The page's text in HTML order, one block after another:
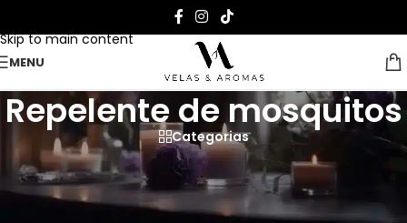
Skip to main content
MENU
Repelente de mosquitos
Categorias
Velas anti-mosquito, a solução
natural para as suas noites de